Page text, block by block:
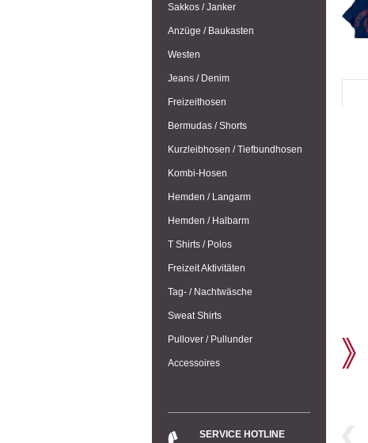
Sakkos / Janker
Anzüge / Baukasten
Westen
Jeans / Denim
Freizeithosen
Bermudas / Shorts
Kurzleibhosen / Tiefbundhosen
Kombi-Hosen
Hemden / Langarm
Hemden / Halbarm
T Shirts / Polos
Freizeit Aktivitäten
Tag- / Nachtwäsche
Sweat Shirts
Pullover / Pullunder
Accessoires
SERVICE HOTLINE